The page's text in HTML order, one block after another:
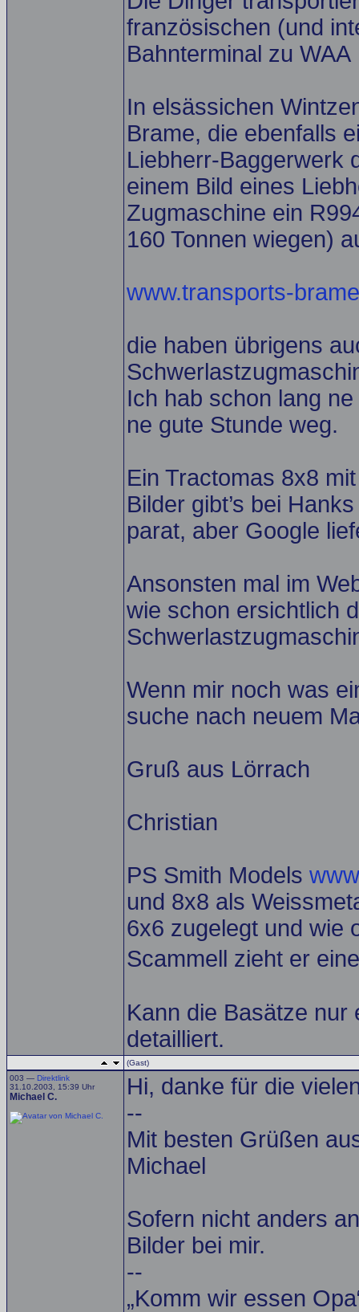
französischen (und
Bahnterminal zu WAA
In elsässichen
Brame, die ebenfalls
Liebherr-Baggerwerk
einem Bild eines
Zugmaschine ein
160 Tonnen wiegen)
www.transports-
die haben übrigens
Ich hab schon lang
ne gute Stunde weg.
Ein Tractomas 8x8
Bilder gibt’s bei
parat, aber Google
Ansonsten mal im
wie schon ersichtlich
Wenn mir noch was
suche nach neuem
Gruß aus Lörrach
Christian
PS Smith Models
und 8x8 als
6x6 zugelegt und wie
Scammell zieht er
Kann die Basätze nur
detailliert.
(Gast)
003 — Direktlink
31.10.2003, 15:39 Uhr
Michael C.
Hi, danke für die
--
Mit besten Grüßen
Michael
Sofern nicht anders
Bilder bei mir.
--
„Komm wir essen